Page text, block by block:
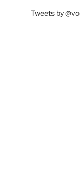
Tweets by